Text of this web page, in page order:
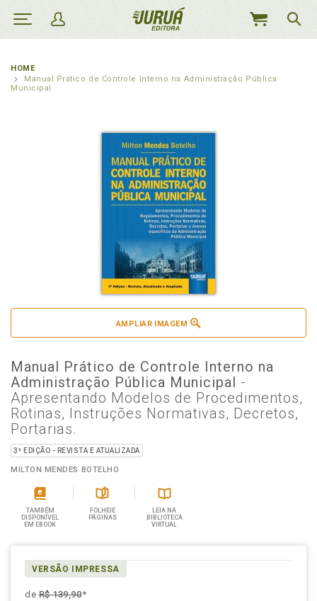
MEU
HOME
Manual Prático de Controle Interno na Administração Pública
Municipal
AMPLIAR IMAGEM
Manual Prático de Controle Interno na
Administração Pública Municipal -
Apresentando Modelos de Procedimentos,
Rotinas, Instruções Normativas, Decretos,
Portarias.
3ª EDIÇÃO - REVISTA E ATUALIZADA
MILTON MENDES BOTELHO
TAMBÉM
DISPONÍVEL
EM EBOOK
FOLHEIE
PÁGINAS
LEIA NA
BIBLIOTECA
VIRTUAL
VERSÃO IMPRESSA
deR$ 139,90*